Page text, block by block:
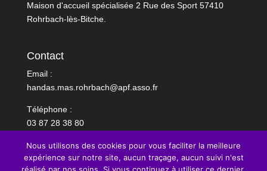
Maison d'accueil spécialisée 2 Rue des Sport 57410
Rohrbach-lès-Bitche.
Contact
Email :
handas.mas.rohrbach@apf.asso.fr
Téléphone :
03 87 28 38 80
Nous utilisons des cookies pour vous faciliter la meilleure
expérience sur notre site, aucun traçage, aucun suivi n'est